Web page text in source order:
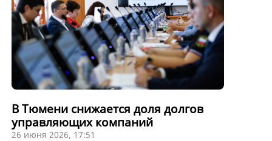
В Тюмени снижается доля долгов
управляющих компаний
26 июня 2026, 17:51